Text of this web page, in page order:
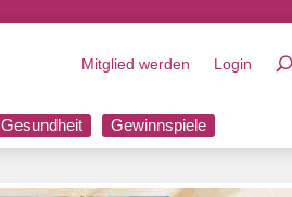
Mitglied werden Login
Gesundheit Gewinnspiele